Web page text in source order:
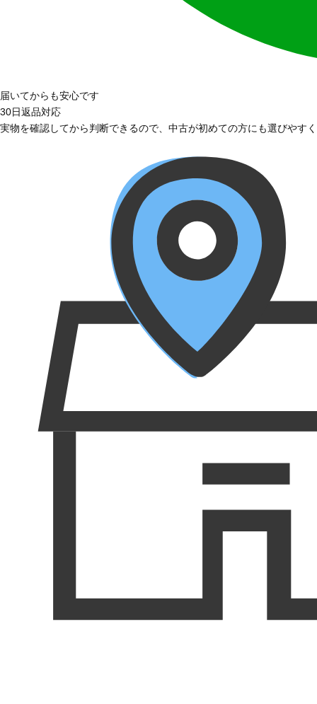
届いてからも安心です
30日返品対応
実物を確認してから判断できるので、中古が初めての方にも選びやす